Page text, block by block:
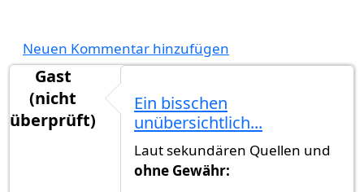
Neuen Kommentar hinzufügen
Gast
(nicht
überprüft)
Ein bisschen
unübersichtlich...
Laut sekundären Quellen und
ohne Gewähr: